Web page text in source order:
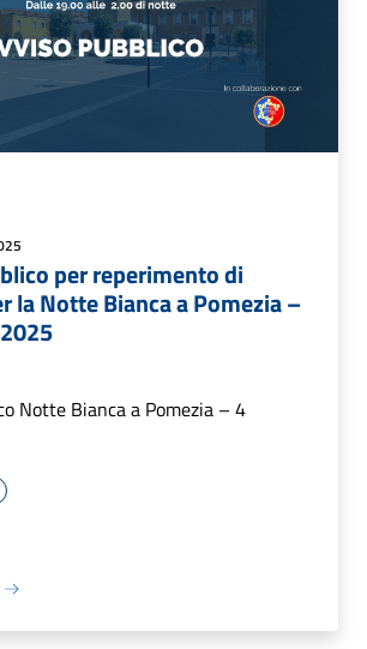
per reperimento di
la Notte Bianca a Pomezia –
Notte Bianca a Pomezia – 4